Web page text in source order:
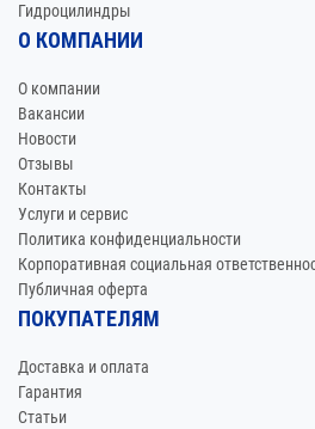
Гидроцилиндры
О КОМПАНИИ
О компании
Вакансии
Новости
Отзывы
Контакты
Услуги и сервис
Политика конфиденциальности
Корпоративная социальная
Публичная оферта
ПОКУПАТЕЛЯМ
Доставка и оплата
Гарантия
Статьи